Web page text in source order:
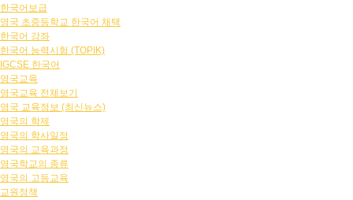
한국어보급
영국 초중등학교 한국어 채택
한국어 강좌
한국어 능력시험 (TOPIK)
IGCSE 한국어
영국교육
영국교육 전체보기
영국 교육정보 (최신뉴스)
영국의 학제
영국의 학사일정
영국의 교육과정
영국학교의 종류
영국의 고등교육
교원정책